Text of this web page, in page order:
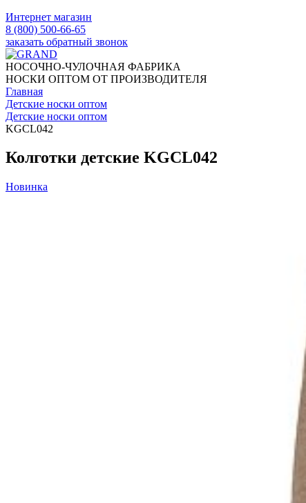
Интернет магазин
8 (800) 500-66-65
заказать обратный звонок
НОСОЧНО-ЧУЛОЧНАЯ ФАБРИКА
НОСКИ ОПТОМ ОТ ПРОИЗВОДИТЕЛЯ
Главная
Детские носки оптом
Детские носки оптом
KGCL042
Колготки детские KGCL042
Новинка